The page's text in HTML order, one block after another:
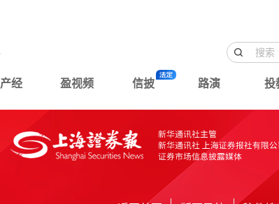
产经 盈视频 信披 路演 投